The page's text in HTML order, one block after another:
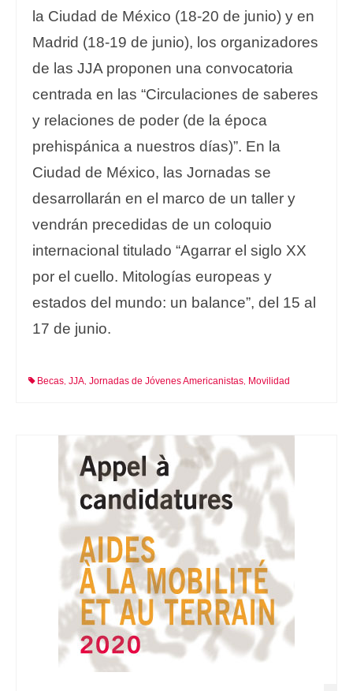
la Ciudad de México (18-20 de junio) y en
Madrid (18-19 de junio), los organizadores
de las JJA proponen una convocatoria
centrada en las “Circulaciones de saberes
y relaciones de poder (de la época
prehispánica a nuestros días)”. En la
Ciudad de México, las Jornadas se
desarrollarán en el marco de un taller y
vendrán precedidas de un coloquio
internacional titulado “Agarrar el siglo XX
por el cuello. Mitologías europeas y
estados del mundo: un balance”, del 15 al
17 de junio.
Becas, JJA, Jornadas de Jóvenes Americanistas, Movilidad